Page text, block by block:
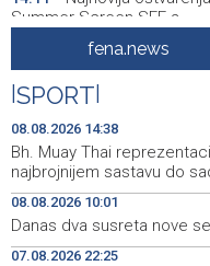
Summer Screen SFF-a
Izraelska vojska
prekidu vatre i pregovorima
14:01 Izraelske snage
13:54
Normalizovan
kod mjesta Udora, nakon
13:15
Vučić i Zelenski u
integritet Ukrajine
fena.news
SPORT
08.08.2026 14:38
Bh. Muay Thai
najbrojnijem sastavu do
08.08.2026 10:01
Danas dva susreta nove
07.08.2026 22:25